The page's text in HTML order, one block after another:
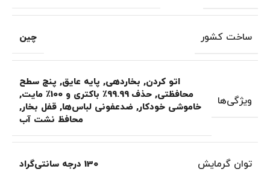
ساخت کشور چین
ویژگی‌ها
اتو کردن, بخاردهی, پایه عایق, پنج سطح
محافظتی, حذف 99.99٪ باکتری و 100٪ مایت
,
خاموشی خودکار, ضدعفونی لباس‌ها, قفل بخار,
محافظ نشت آب
توان گرمایش 130 درجه سانتی‌گراد